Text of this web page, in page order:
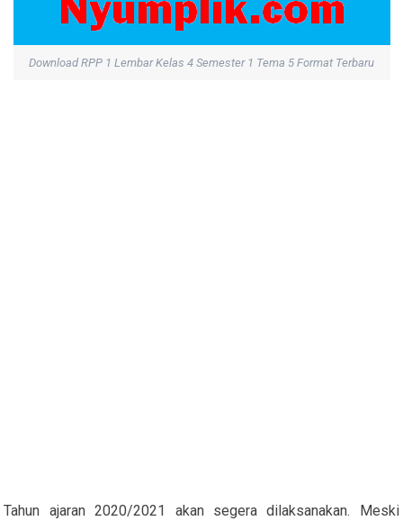
Download RPP 1 Lembar Kelas 4 Semester 1 Tema 5 Format Terbaru
Tahun ajaran 2020/2021 akan segera dilaksanakan. Meski